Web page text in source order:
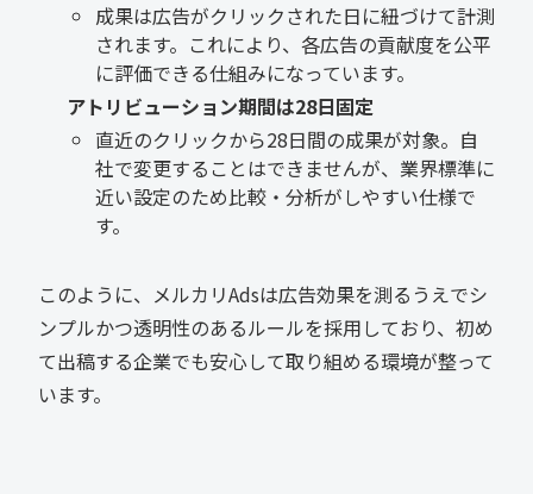
成果は広告がクリックされた日に紐づけて計測
されます。これにより、各広告の貢献度を公平
に評価できる仕組みになっています。
アトリビューション期間は28日固定
直近のクリックから28日間の成果が対象。自
社で変更することはできませんが、業界標準に
近い設定のため比較・分析がしやすい仕様で
す。
このように、メルカリAdsは広告効果を測るうえでシ
ンプルかつ透明性のあるルールを採用しており、初め
て出稿する企業でも安心して取り組める環境が整って
います。